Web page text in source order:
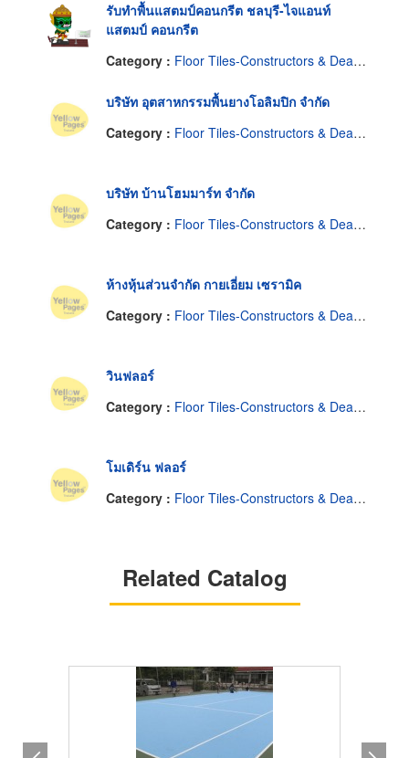
รับทำพื้นแสตมป์คอนกรีต ชลบุรี-ไจแอนท์
แสตมป์ คอนกรีต
Category : Floor Tiles-Constructors & Dealers
บริษัท อุตสาหกรรมพื้นยางโอลิมปิก จำกัด
Category : Floor Tiles-Constructors & Dealers
บริษัท บ้านโฮมมาร์ท จำกัด
Category : Floor Tiles-Constructors & Dealers
ห้างหุ้นส่วนจำกัด กายเอี่ยม เซรามิค
Category : Floor Tiles-Constructors & Dealers
วินฟลอร์
Category : Floor Tiles-Constructors & Dealers
โมเดิร์น ฟลอร์
Category : Floor Tiles-Constructors & Dealers
Related Catalog